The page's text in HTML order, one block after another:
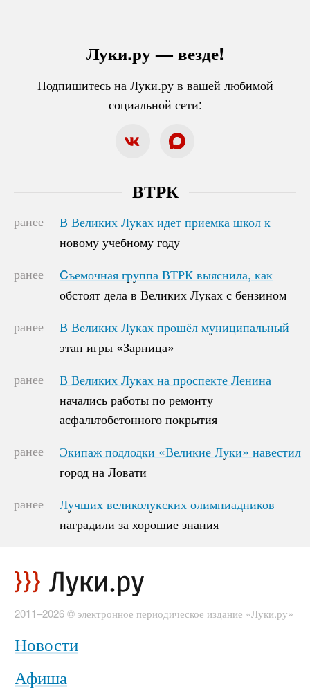
Луки.ру — везде!
Подпишитесь на Луки.ру в вашей любимой
социальной сети:
ВТРК
ранее
В Великих Луках идет приемка школ к
новому учебному году
В Великих Луках идет приемка школ к
новому учебному году
ранее
Cъемочная группа ВТРК выяснила, как
обстоят дела в Великих Луках с бензином
Cъемочная группа ВТРК выяснила, как
обстоят дела в Великих Луках с бензином
ранее
В Великих Луках прошёл муниципальный
этап игры «Зарница»
В Великих Луках прошёл муниципальный
этап игры «Зарница»
ранее
В Великих Луках на проспекте Ленина
начались работы по ремонту
асфальтобетонного покрытия
В Великих Луках на проспекте Ленина
начались работы по ремонту
асфальтобетонного покрытия
ранее
Экипаж подлодки «Великие Луки» навестил
город на Ловати
Экипаж подлодки «Великие Луки» навестил
город на Ловати
ранее
Лучших великолукских олимпиадников
наградили за хорошие знания
Лучших великолукских олимпиадников
наградили за хорошие знания
2011–2026 © электронное периодическое издание «Луки.ру»
Новости
Афиша